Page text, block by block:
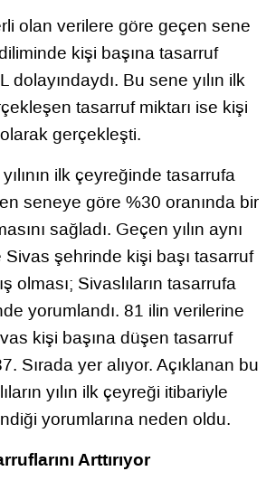
olan verilere göre geçen sene
kişi başına tasarruf
dolayındaydı. Bu sene yılın ilk
tasarruf miktarı ise kişi
gerçekleşti.
ilk çeyreğinde tasarrufa
seneye göre %30 oranında bir
sağladı. Geçen yılın aynı
şehrinde kişi başı tasarruf
olması; Sivaslıların tasarrufa
yorumlandı. 81 ilin verilerine
kişi başına düşen tasarruf
Sırada yer alıyor. Açıklanan bu
yılın ilk çeyreği itibariyle
yorumlarına neden oldu.
Arttırıyor